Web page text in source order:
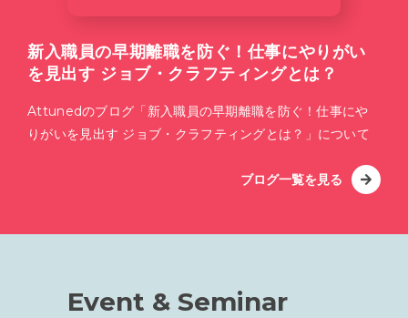
新入職員の早期離職を防ぐ！仕事にやりがい
を見出す ジョブ・クラフティングとは？
Attunedのブログ「新入職員の早期離職を防ぐ！仕事にや
りがいを見出す ジョブ・クラフティングとは？」について
ブログ一覧を見る
Event & Seminar